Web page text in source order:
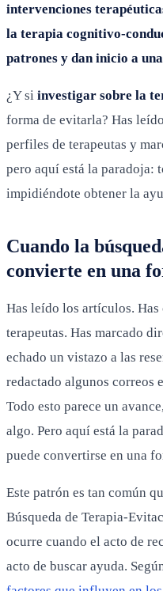
intervenciones
la terapia cognitivo-
patrones y dan inicio a
¿Y si investigar sobre la
forma de evitarla? Has
perfiles de terapeutas y
pero aquí está la paradoja:
impidiéndote obtener la
Cuando la
convierte en una
Has leído los artículos.
terapeutas. Has marcado
echado un vistazo a las
redactado algunos correos
Todo esto parece un
algo. Pero aquí está la
puede convertirse en una
Este patrón es tan común
Búsqueda de Terapia-
ocurre cuando el acto de
acto de buscar ayuda.